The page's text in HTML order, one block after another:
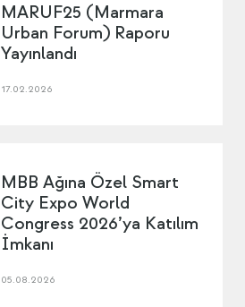
MARUF25 (Marmara
Urban Forum) Raporu
Yayınlandı
17.02.2026
MBB Ağına Özel Smart
City Expo World
Congress 2026’ya Katılım
İmkanı
05.08.2026